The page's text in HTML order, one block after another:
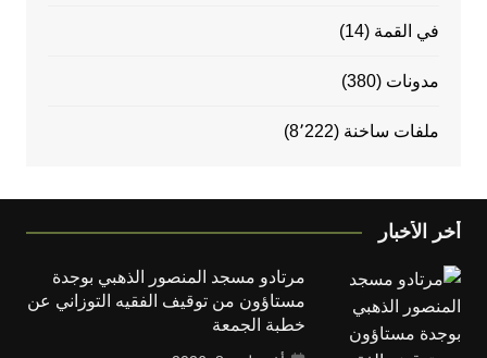
في القمة (14)
مدونات (380)
ملفات ساخنة (8٬222)
أخر الأخبار
مرتادو مسجد المنصور الذهبي بوجدة
مستاؤون من توقيف الفقيه التوزاني عن
خطبة الجمعة